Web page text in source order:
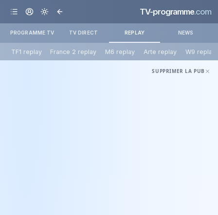
TV-programme.com
PROGRAMME TV TV DIRECT REPLAY NEWS
TF1 replay France 2 replay M6 replay Arte replay W9 replay
SUPPRIMER LA PUB